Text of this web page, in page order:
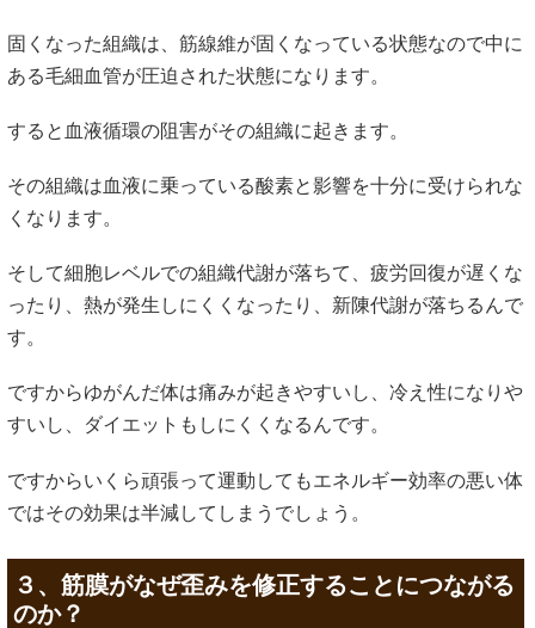
固くなった組織は、筋線維が固くなっている状態なので中に
ある毛細血管が圧迫された状態になります。
すると血液循環の阻害がその組織に起きます。
その組織は血液に乗っている酸素と影響を十分に受けられな
くなります。
そして細胞レベルでの組織代謝が落ちて、疲労回復が遅くな
ったり、熱が発生しにくくなったり、新陳代謝が落ちるんで
す。
ですからゆがんだ体は痛みが起きやすいし、冷え性になりや
すいし、ダイエットもしにくくなるんです。
ですからいくら頑張って運動してもエネルギー効率の悪い体
ではその効果は半減してしまうでしょう。
３、筋膜がなぜ歪みを修正することにつながる
のか？